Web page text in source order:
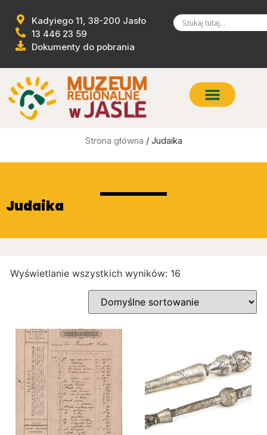
Kadyiego 11, 38-200 Jasło
13 446 23 59
Dokumenty do pobrania
Strona główna / Judaika
Judaika
Wyświetlanie wszystkich wyników: 16